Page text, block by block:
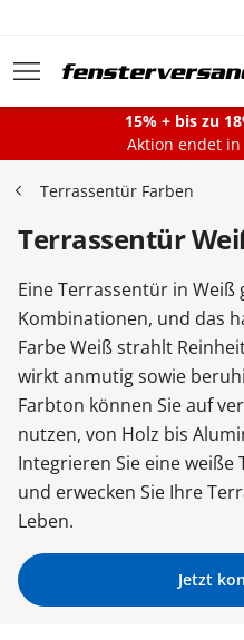
Zum
Fenster
Balkontüren
Terrassentüren
Haustüren
Sonnenschutz
Zäune & Tore
15% + bis zu
Aktion endet in
Terrassentür Farben
Terrassentür
Eine Terrassentür in
Kombinationen, und das
Farbe Weiß strahlt
wirkt anmutig sowie
Farbton können Sie auf
nutzen, von Holz bis
Integrieren Sie eine
und erwecken Sie Ihre
Leben.
Jetzt